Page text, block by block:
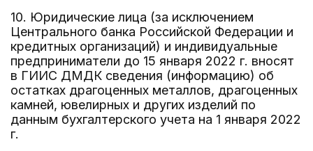
10. Юридические лица (за исключением
Центрального банка Российской Федерации и
кредитных организаций) и индивидуальные
предприниматели до 15 января 2022 г. вносят
в ГИИС ДМДК сведения (информацию) об
остатках драгоценных металлов, драгоценных
камней, ювелирных и других изделий по
данным бухгалтерского учета на 1 января 2022
г.